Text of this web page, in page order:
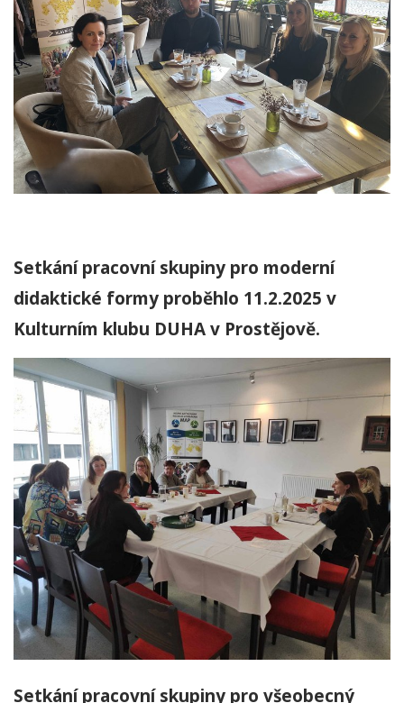
Setkání pracovní skupiny pro moderní
didaktické formy proběhlo 11.2.2025 v
Kulturním klubu DUHA v Prostějově.
Setkání pracovní skupiny pro všeobecný